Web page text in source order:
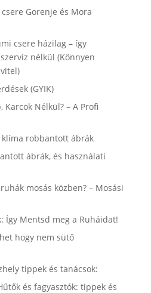
Gorenje és Mora
csere házilag – így
nélkül (Könnyen
(GYIK)
Karcok Nélkül? – A Profi
klíma robbantott ábrák
ábrák, és használati
mosás közben? – Mosási
Így Mentsd meg a Ruháidat!
hogy nem sütő
tippek és tanácsok:
és fagyasztók: tippek és